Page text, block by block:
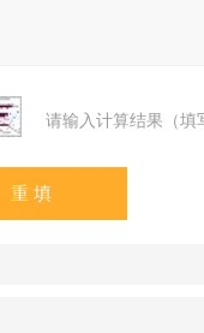
请输入计算结果（填